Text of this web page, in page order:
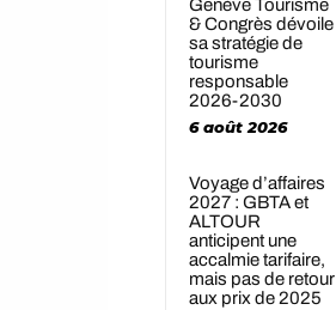
Genève Tourisme
& Congrès dévoile
sa stratégie de
tourisme
responsable
2026-2030
6 août 2026
Voyage d’affaires
2027 : GBTA et
ALTOUR
anticipent une
accalmie tarifaire,
mais pas de retour
aux prix de 2025